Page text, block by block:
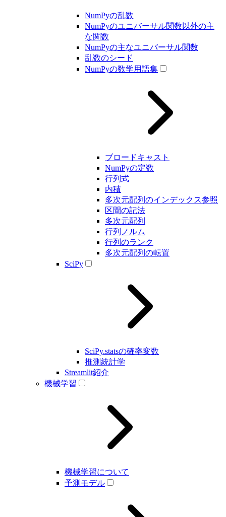
NumPyの乱数
NumPyのユニバーサル関数以外の主
な関数
NumPyの主なユニバーサル関数
乱数のシード
NumPyの数学用語集
ブロードキャスト
NumPyの定数
行列式
内積
多次元配列のインデックス参照
区間の記法
多次元配列
行列ノルム
行列のランク
多次元配列の転置
SciPy
SciPy.statsの確率変数
推測統計学
Streamlit紹介
機械学習
機械学習について
予測モデル